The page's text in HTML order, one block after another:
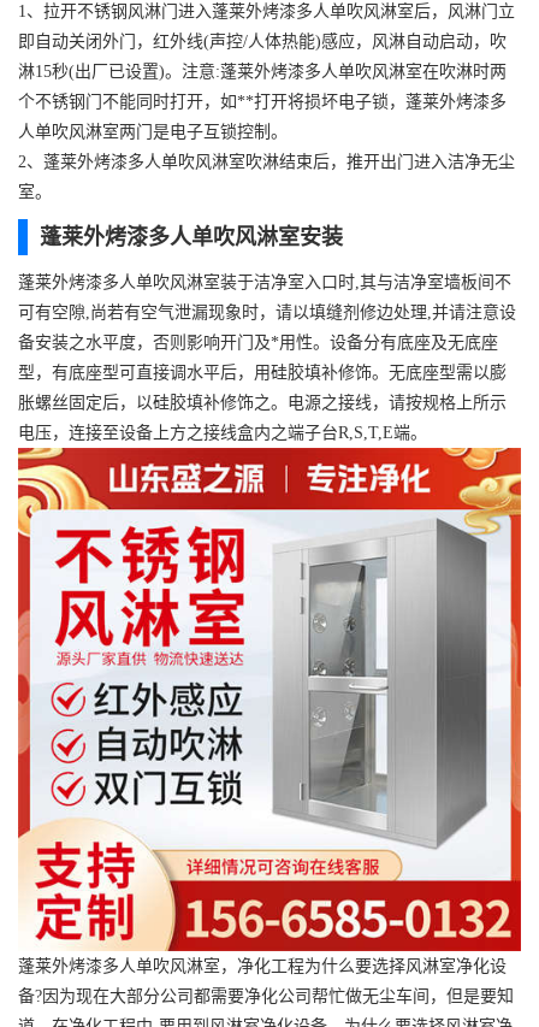
1、拉开不锈钢风淋门进入蓬莱外烤漆多人单吹风淋室后，风淋门立
即自动关闭外门，红外线(声控/人体热能)感应，风淋自动启动，吹
淋15秒(出厂已设置)。注意:蓬莱外烤漆多人单吹风淋室在吹淋时两
个不锈钢门不能同时打开，如**打开将损坏电子锁，蓬莱外烤漆多
人单吹风淋室两门是电子互锁控制。
2、蓬莱外烤漆多人单吹风淋室吹淋结束后，推开出门进入洁净无尘
室。
蓬莱外烤漆多人单吹风淋室安装
蓬莱外烤漆多人单吹风淋室装于洁净室入口时,其与洁净室墙板间不
可有空隙,尚若有空气泄漏现象时，请以填缝剂修边处理,并请注意设
备安装之水平度，否则影响开门及*用性。设备分有底座及无底座
型，有底座型可直接调水平后，用硅胶填补修饰。无底座型需以膨
胀螺丝固定后，以硅胶填补修饰之。电源之接线，请按规格上所示
电压，连接至设备上方之接线盒内之端子台R,S,T,E端。
蓬莱外烤漆多人单吹风淋室，净化工程为什么要选择风淋室净化设
备?因为现在大部分公司都需要净化公司帮忙做无尘车间，但是要知